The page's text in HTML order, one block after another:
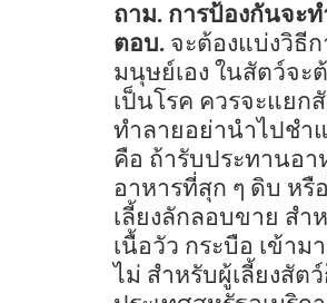
ถาม. การป้องกันจะท
ตอบ. จะต้องแบ่งวิธี
มนุษย์เอง ในสัตว์จ
เป็นโรค ควรจะแยก
ทำลายอย่านำไปชำ
คือ ถ้ารับประทานอา
อาหารที่สุก ๆ ดิบ หรื
เลี้ยงลักลอบขาย สำ
เนื้อวัว กระบือ เข้า
ไม่ สำหรับผู้เลี้ยงสั